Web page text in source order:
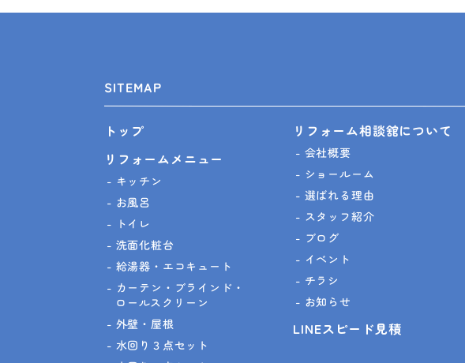
SITEMAP
トップ
リフォームメニュー
キッチン
お風呂
トイレ
洗面化粧台
給湯器・エコキュート
カーテン・ブラインド・
ロールスクリーン
外壁・屋根
水回り３点セット
リフォーム相談舘について
会社概要
ショールーム
選ばれる理由
スタッフ紹介
ブログ
イベント
チラシ
お知らせ
LINEスピード見積